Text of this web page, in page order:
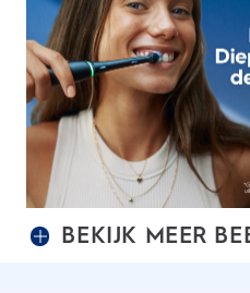
BEKIJK MEER